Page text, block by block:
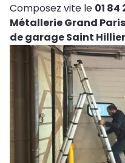
Composez vite le 01 84
Métallerie Grand Paris
de garage Saint